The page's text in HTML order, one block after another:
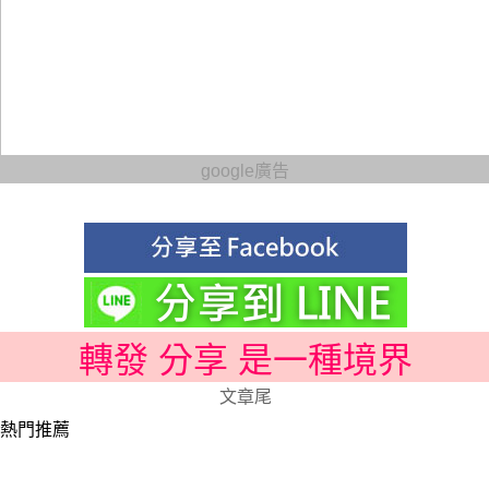
google廣告
轉發 分享 是一種境界
文章尾
熱門推薦